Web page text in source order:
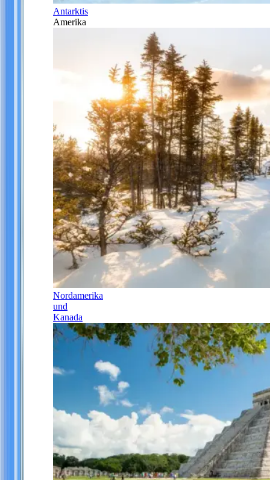
Antarktis
Amerika
Nordamerika
und
Kanada